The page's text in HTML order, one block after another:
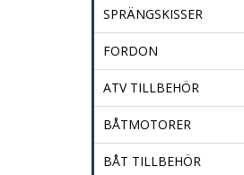
SPRÄNGSKISSER
FORDON
ATV TILLBEHÖR
BÅTMOTORER
BÅT TILLBEHÖR